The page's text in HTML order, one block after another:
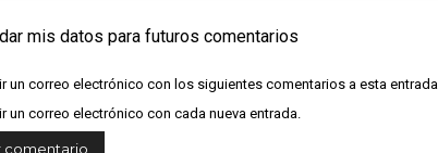
mis datos para futuros comentarios
un correo electrónico con los siguientes comentarios a esta entrada.
un correo electrónico con cada nueva entrada.